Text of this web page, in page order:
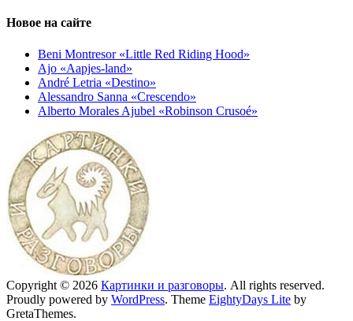
Новое на сайте
Beni Montresor «Little Red Riding Hood»
Ajo «Aapjes-land»
André Letria «Destino»
Alessandro Sanna «Crescendo»
Alberto Morales Ajubel «Robinson Crusoé»
Copyright © 2026 Картинки и разговоры. All rights reserved.
Proudly powered by WordPress. Theme EightyDays Lite by
GretaThemes.